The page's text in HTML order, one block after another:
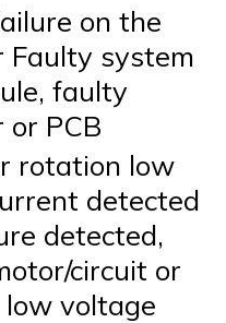
on the
Faulty system
faulty
or PCB
rotation low
detected
detected,
circuit or
voltage